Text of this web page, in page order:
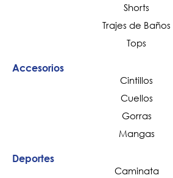
Shorts
Trajes de Baños
Tops
Accesorios
Cintillos
Cuellos
Gorras
Mangas
Deportes
Caminata